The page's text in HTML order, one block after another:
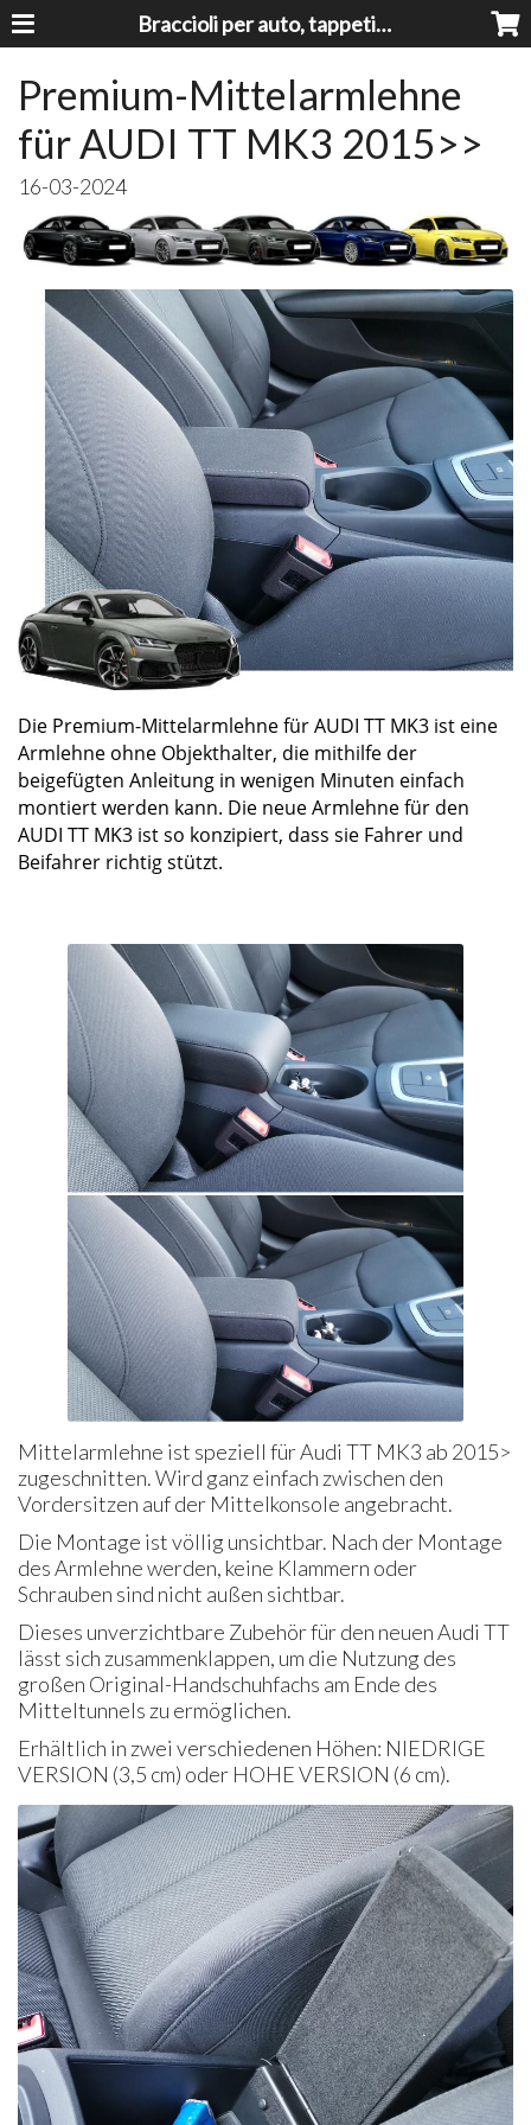
Braccioli per auto, tappeti auto, accessori auto MADE IN ITALY - Armrests, Mittelarmlehnen, Accoundoirs
Premium-Mittelarmlehne
für AUDI TT MK3 2015>>
16-03-2024
Die Premium-Mittelarmlehne für AUDI TT MK3 ist eine
Armlehne ohne Objekthalter, die mithilfe der
beigefügten Anleitung in wenigen Minuten einfach
montiert werden kann. Die neue Armlehne für den
AUDI TT MK3 ist so konzipiert, dass sie Fahrer und
Beifahrer richtig stützt.
Mittelarmlehne ist speziell für Audi TT MK3 ab 2015>
zugeschnitten. Wird ganz einfach zwischen den
Vordersitzen auf der Mittelkonsole angebracht.
Die Montage ist völlig unsichtbar. Nach der Montage
des Armlehne werden, keine Klammern oder
Schrauben sind nicht außen sichtbar.
Dieses unverzichtbare Zubehör für den neuen Audi TT
lässt sich zusammenklappen, um die Nutzung des
großen Original-Handschuhfachs am Ende des
Mitteltunnels zu ermöglichen.
Erhältlich in zwei verschiedenen Höhen: NIEDRIGE
VERSION (3,5 cm) oder HOHE VERSION (6 cm).